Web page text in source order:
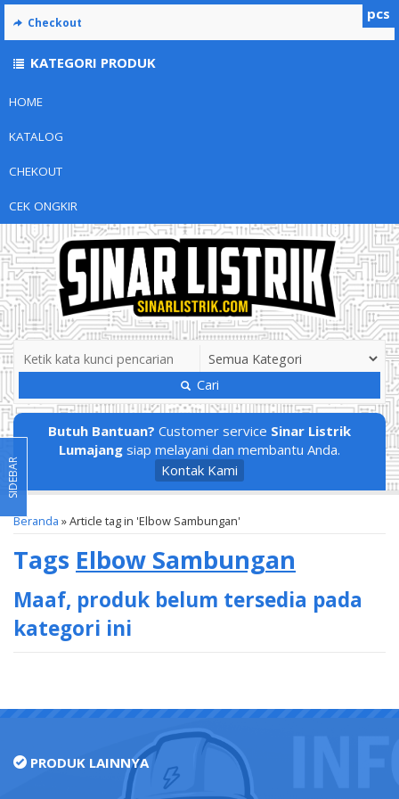
HOME
KATALOG
CHEKOUT
CEK ONGKIR
Cari
Butuh Bantuan? Customer service Sinar Listrik
Lumajang siap melayani dan membantu Anda.
Kontak Kami
Beranda »Article tag in 'Elbow Sambungan'
Tags Elbow Sambungan
Maaf, produk belum tersedia pada
kategori ini
pcs
Checkout
KATEGORI PRODUK
SIDEBAR
PRODUK LAINNYA